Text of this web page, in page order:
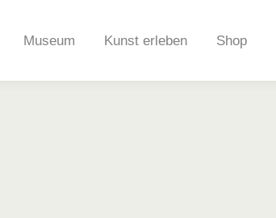
Museum Kunst erleben Shop